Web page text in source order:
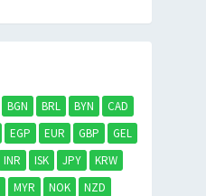
BGN BRL BYN
CAD
EGP EUR GBP
GEL
INR ISK JPY
KRW
MYR NOK
NZD